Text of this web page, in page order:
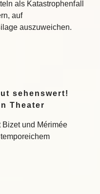
als Katastrophenfall
auf
auszuweichen.
sehenswert!
Theater
und Mérimée